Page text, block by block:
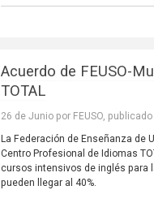
Acuerdo de FEUSO-
TOTAL
26 de Junio por FEUSO, publicado
La Federación de Enseñanza de
Centro Profesional de Idiomas
cursos intensivos de inglés para
pueden llegar al 40%.